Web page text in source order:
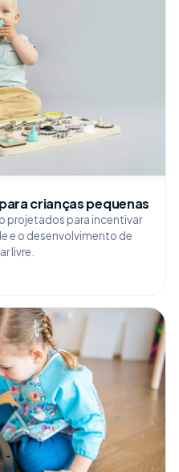
crianças pequenas
projetados para incentivar
e o desenvolvimento de
livre.